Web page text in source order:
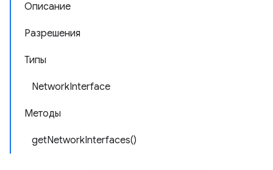
Описание
Разрешения
Типы
NetworkInterface
Методы
getNetworkInterfaces()